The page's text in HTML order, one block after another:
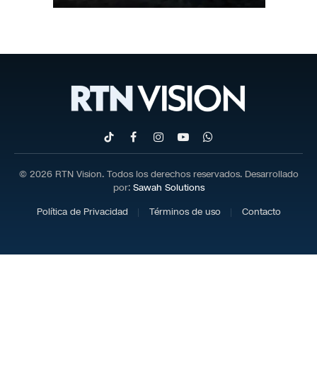
TikTokFacebookInstagram
YouTubeWhatsApp
© 2026 RTN Vision. Todos los derechos reservados. Desarrollado
por: Sawah Solutions
Política de Privacidad
Términos de uso Contacto